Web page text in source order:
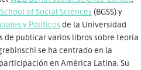
of Social Sciences (BGSS) y
y Políticos de la Universidad
de publicar varios libros sobre teoría
se ha centrado en la
en América Latina. Su